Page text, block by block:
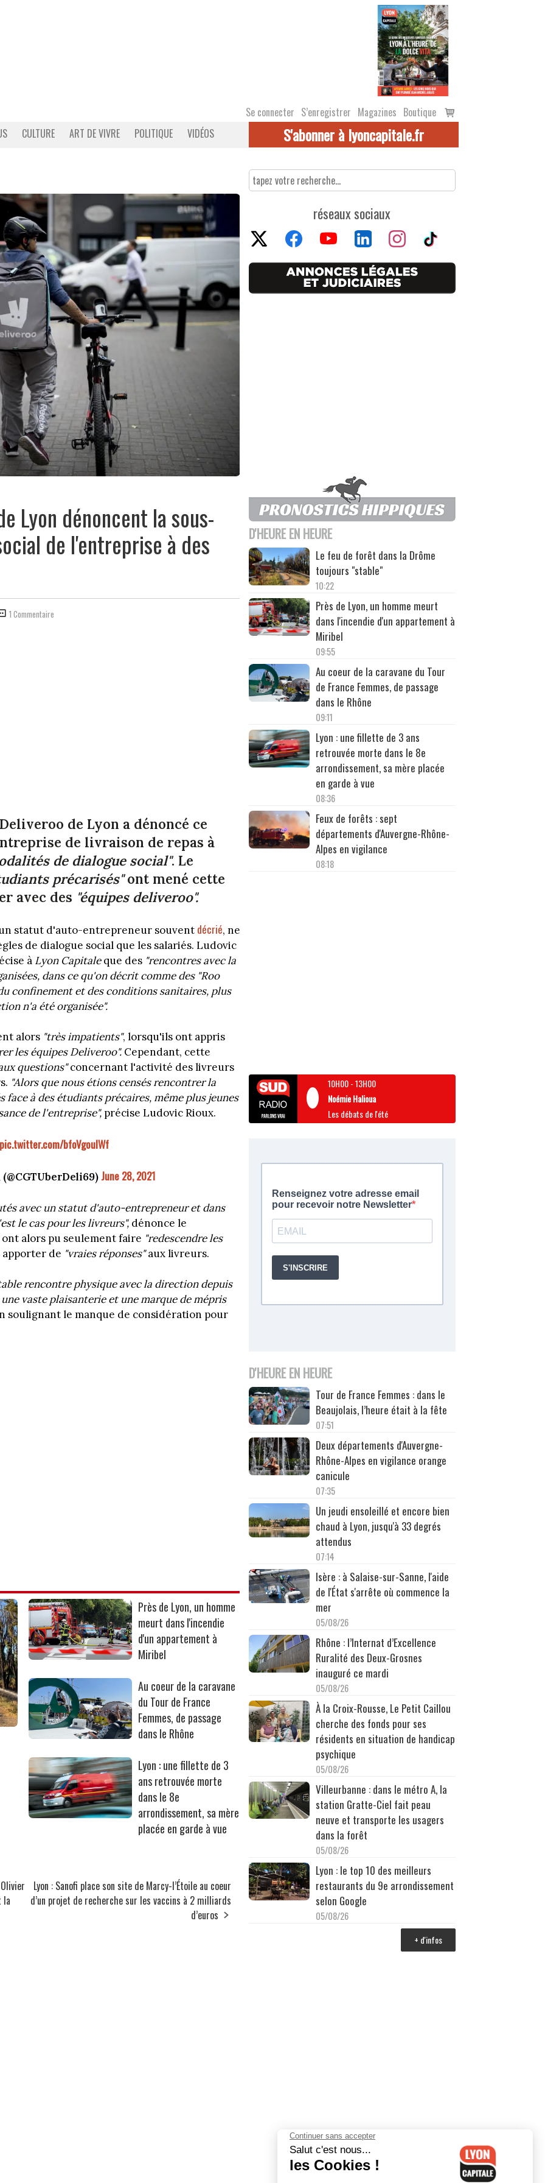
Se connecter S’enregistrer Magazines Boutique
Voir
le
CULTURE ART DE VIVRE POLITIQUE VIDÉOS S'abonner à lyoncapitale.fr
Lyon dénoncent la sous-
de l'entreprise à des
1 Commentaire
de Lyon a dénoncé ce
de livraison de repas à
de dialogue social". Le
précarisés"ont mené cette
avec des "équipes deliveroo".
statut d'auto-entrepreneur souvent décrié, ne
de dialogue social que les salariés. Ludovic
à Lyon Capitaleque des "rencontres avec la
dans ce qu'on décrit comme des "Roo
confinement et des conditions sanitaires, plus
n'a été organisée".
alors "très impatients", lorsqu'ils ont appris
les équipes Deliveroo". Cependant, cette
questions"concernant l'activité des livreurs
"Alors que nous étions censés rencontrer la
à des étudiants précaires, même plus jeunes
de l'entreprise", précise Ludovic Rioux.
pic.twitter.com/bfoVgouIWf
June 28, 2021
avec un statut d'auto-entrepreneur et dans
le cas pour les livreurs", dénonce le
alors pu seulement faire "redescendre les
de "vraies réponses"aux livreurs.
rencontre physique avec la direction depuis
vaste plaisanterie et une marque de mépris
soulignant le manque de considération pour
Près de Lyon, un homme
meurt dans l'incendie
d'un appartement à
Miribel
Au coeur de la caravane
du Tour de France
Femmes, de passage
dans le Rhône
Lyon : une fillette de 3
ans retrouvée morte
dans le 8e
arrondissement, sa mère
placée en garde à vue
la
Lyon : Sanofi place son site de Marcy-l’Étoile au coeur
d’un projet de recherche sur les vaccins à 2 milliards
d’euros
réseaux sociaux
D'HEURE EN HEURE
Le feu de forêt dans la Drôme
toujours "stable"
10:22
Près de Lyon, un homme meurt
dans l'incendie d'un appartement à
Miribel
09:55
Au coeur de la caravane du Tour
de France Femmes, de passage
dans le Rhône
09:11
Lyon : une fillette de 3 ans
retrouvée morte dans le 8e
arrondissement, sa mère placée
en garde à vue
08:36
Feux de forêts : sept
départements d'Auvergne-Rhône-
Alpes en vigilance
08:18
10H00-13H00
Noémie Halioua
Les débats de l'été
D'HEURE EN HEURE
Tour de France Femmes : dans le
Beaujolais, l’heure était à la fête
07:51
Deux départements d'Auvergne-
Rhône-Alpes en vigilance orange
canicule
07:35
Un jeudi ensoleillé et encore bien
chaud à Lyon, jusqu'à 33 degrés
attendus
07:14
Isère : à Salaise-sur-Sanne, l'aide
de l'État s'arrête où commence la
mer
05/08/26
Rhône : l’Internat d’Excellence
Ruralité des Deux-Grosnes
inauguré ce mardi
05/08/26
À la Croix-Rousse, Le Petit Caillou
cherche des fonds pour ses
résidents en situation de handicap
psychique
05/08/26
Villeurbanne : dans le métro A, la
station Gratte-Ciel fait peau
neuve et transporte les usagers
dans la forêt
05/08/26
Lyon : le top 10 des meilleurs
restaurants du 9e arrondissement
selon Google
05/08/26
+ d'infos